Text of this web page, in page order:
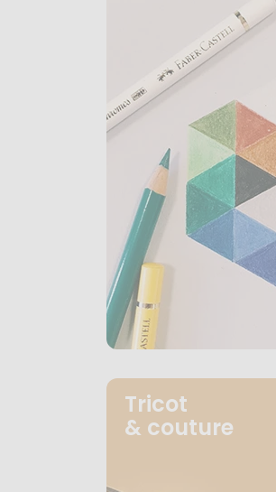
Tricot
& couture